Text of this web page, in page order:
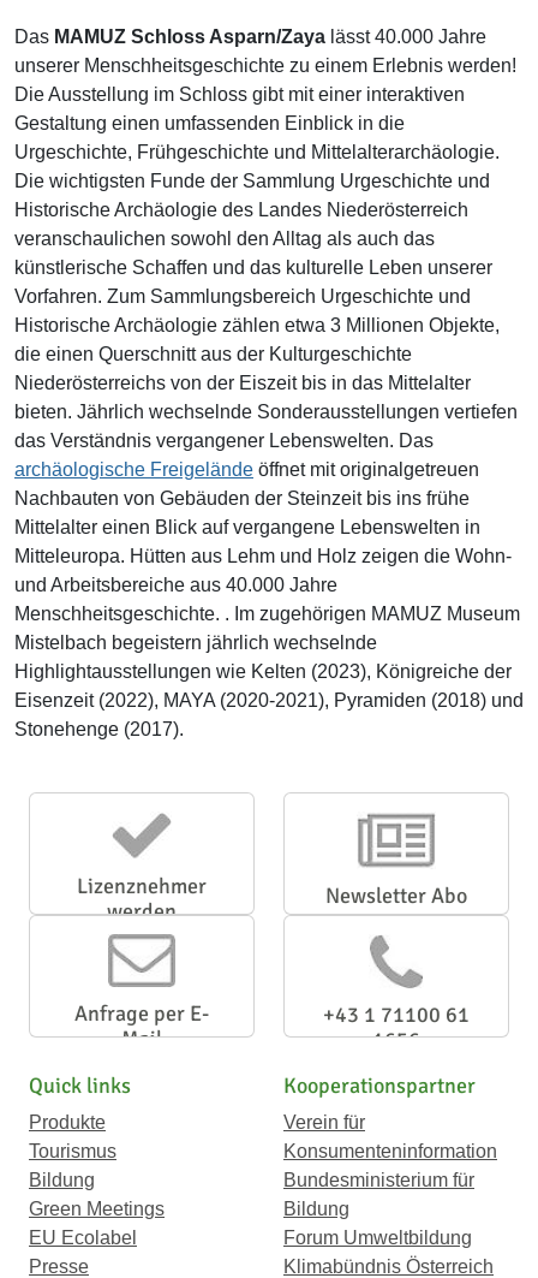
Das MAMUZ Schloss Asparn/Zaya lässt 40.000 Jahre
unserer Menschheitsgeschichte zu einem Erlebnis werden!
Die Ausstellung im Schloss gibt mit einer interaktiven
Gestaltung einen umfassenden Einblick in die
Urgeschichte, Frühgeschichte und Mittelalterarchäologie.
Die wichtigsten Funde der Sammlung Urgeschichte und
Historische Archäologie des Landes Niederösterreich
veranschaulichen sowohl den Alltag als auch das
künstlerische Schaffen und das kulturelle Leben unserer
Vorfahren. Zum Sammlungsbereich Urgeschichte und
Historische Archäologie zählen etwa 3 Millionen Objekte,
die einen Querschnitt aus der Kulturgeschichte
Niederösterreichs von der Eiszeit bis in das Mittelalter
bieten. Jährlich wechselnde Sonderausstellungen vertiefen
das Verständnis vergangener Lebenswelten. Das
archäologische Freigelände öffnet mit originalgetreuen
Nachbauten von Gebäuden der Steinzeit bis ins frühe
Mittelalter einen Blick auf vergangene Lebenswelten in
Mitteleuropa. Hütten aus Lehm und Holz zeigen die Wohn-
und Arbeitsbereiche aus 40.000 Jahre
Menschheitsgeschichte. . Im zugehörigen MAMUZ Museum
Mistelbach begeistern jährlich wechselnde
Highlightausstellungen wie Kelten (2023), Königreiche der
Eisenzeit (2022), MAYA (2020-2021), Pyramiden (2018) und
Stonehenge (2017).
Lizenznehmer
werden
Newsletter Abo
Anfrage per E-
Mail
+43 1 71100 61
1656
Quick links
Produkte
Tourismus
Bildung
Green Meetings
EU Ecolabel
Presse
Kooperationspartner
Verein für
Konsumenteninformation
Bundesministerium für
Bildung
Forum Umweltbildung
Klimabündnis Österreich